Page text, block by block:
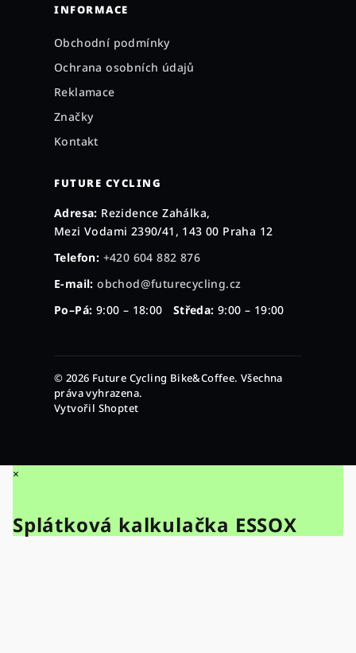
INFORMACE
Obchodní podmínky
Ochrana osobních údajů
Reklamace
Značky
Kontakt
FUTURE CYCLING
Adresa: Rezidence Zahálka,
Mezi Vodami 2390/41, 143 00 Praha 12
Telefon: +420 604 882 876
E-mail: obchod@futurecycling.cz
Po–Pá: 9:00 – 18:00 Středa: 9:00 – 19:00
© 2026 Future Cycling Bike&Coffee. Všechna
práva vyhrazena.
Vytvořil Shoptet
×
Splátková kalkulačka ESSOX